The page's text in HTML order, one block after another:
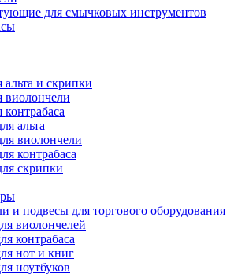
для смычковых инструментов
альта и скрипки
виолончели
контрабаса
альта
виолончели
контрабаса
скрипки
и подвесы для торгового оборудования
виолончелей
контрабаса
нот и книг
ноутбуков